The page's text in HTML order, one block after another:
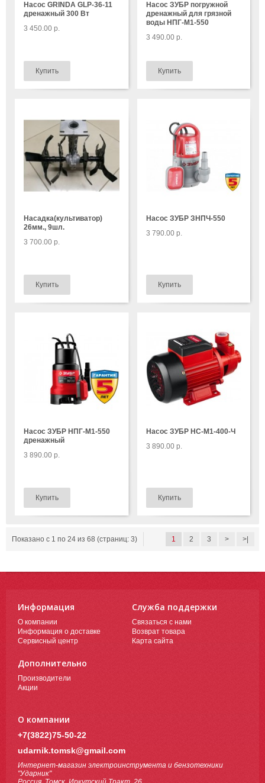
Насос GRINDA GLP-36-11
дренажный 300 Вт
3 450.00 р.
Насос ЗУБР погружной
дренажный для грязной
воды НПГ-М1-550
3 490.00 р.
Насадка(культиватор)
26мм., 9шл.
3 700.00 р.
Насос ЗУБР ЗНПЧ-550
3 790.00 р.
Насос ЗУБР НПГ-М1-550
дренажный
3 890.00 р.
Насос ЗУБР НС-М1-400-Ч
3 890.00 р.
1 2 3 > >|
Показано с 1 по 24 из 68 (страниц: 3)
Информация
О компании
Информация о доставке
Сервисный центр
Служба поддержки
Связаться с нами
Возврат товара
Карта сайта
Дополнительно
Производители
Акции
О компании
+7(3822)75-50-22
udarnik.tomsk@gmail.com
Интернет-магазин электроинструмента и бензотехники
"Ударник"